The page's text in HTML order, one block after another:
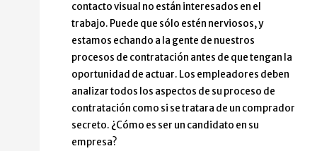
contacto visual no están interesados en el
trabajo. Puede que sólo estén nerviosos, y
estamos echando a la gente de nuestros
procesos de contratación antes de que tengan la
oportunidad de actuar. Los empleadores deben
analizar todos los aspectos de su proceso de
contratación como si se tratara de un comprador
secreto. ¿Cómo es ser un candidato en su
empresa?